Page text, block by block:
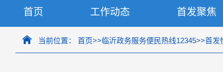
首页 工作动态 首发聚焦
当前位置： 首页>>临沂政务服务便民热线12345>>首发